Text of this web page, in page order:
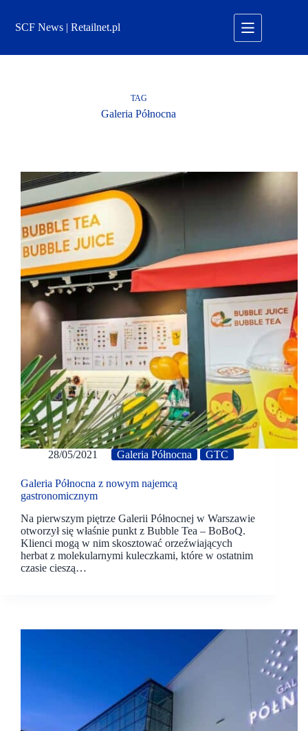
treściSCF News | Retailnet.pl
TAG
Galeria Północna
28/05/2021 Galeria Północna GTC
Galeria Północna z nowym najemcą
gastronomicznym
Na pierwszym piętrze Galerii Północnej w Warszawie
otworzył się właśnie punkt z Bubble Tea – BoBoQ.
Klienci mogą w nim skosztować orzeźwiających
herbat z molekularnymi kuleczkami, które w ostatnim
czasie cieszą…